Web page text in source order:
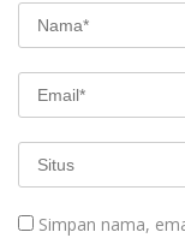
Simpan nama,